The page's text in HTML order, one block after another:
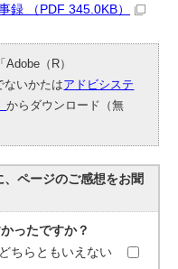
（PDF 345.0KB）
（R）
ないかたはアドビシステ
からダウンロード（無
ページのご感想をお聞
ったですか？
ちらともいえない